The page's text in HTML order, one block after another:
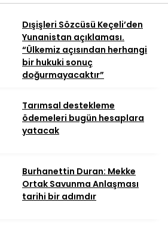
Dışişleri Sözcüsü Keçeli’den
Yunanistan açıklaması.
“Ülkemiz açısından herhangi
bir hukuki sonuç
doğurmayacaktır”
Tarımsal destekleme
ödemeleri bugün hesaplara
yatacak
Burhanettin Duran: Mekke
Ortak Savunma Anlaşması
tarihi bir adımdır